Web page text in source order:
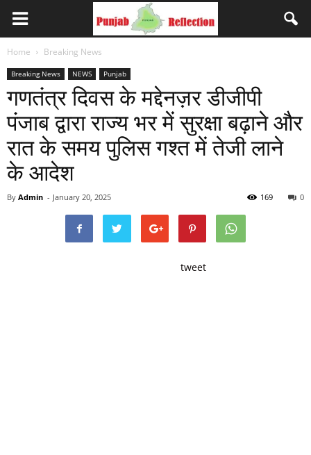
Home Breaking News
Breaking News NEWS Punjab
गणतंत्र दिवस के मद्देनज़र डीजीपी
पंजाब द्वारा राज्य भर में सुरक्षा बढ़ाने और
रात के समय पुलिस गश्त में तेजी लाने
के आदेश
By Admin - January 20, 2025 0
169
tweet